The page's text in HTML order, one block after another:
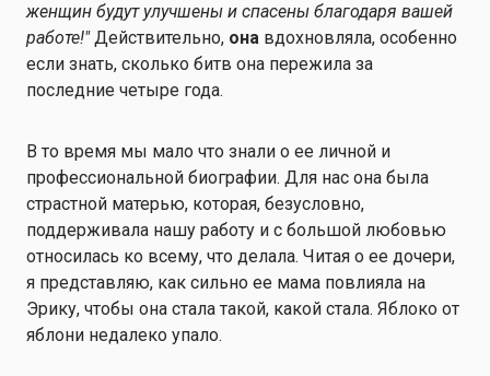
женщин будут улучшены и спасены благодаря вашей
работе!"Действительно, она вдохновляла, особенно
если знать, сколько битв она пережила за
последние четыре года.
В то время мы мало что знали о ее личной и
профессиональной биографии. Для нас она была
страстной матерью, которая, безусловно,
поддерживала нашу работу и с большой любовью
относилась ко всему, что делала. Читая о ее дочери,
я представляю, как сильно ее мама повлияла на
Эрику, чтобы она стала такой, какой стала. Яблоко от
яблони недалеко упало.